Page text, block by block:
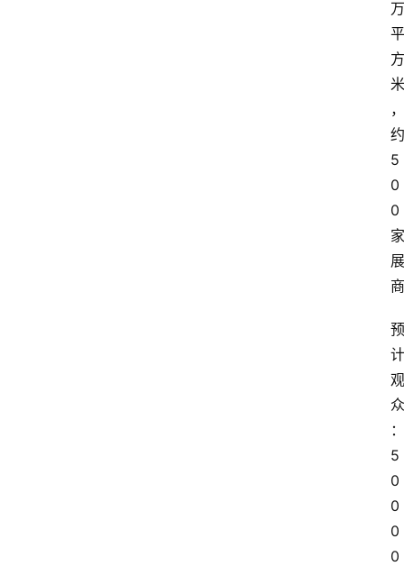
万
平
方
米
，
约
5
0
0
家
展
商
预
计
观
众
：
5
0
0
0
0